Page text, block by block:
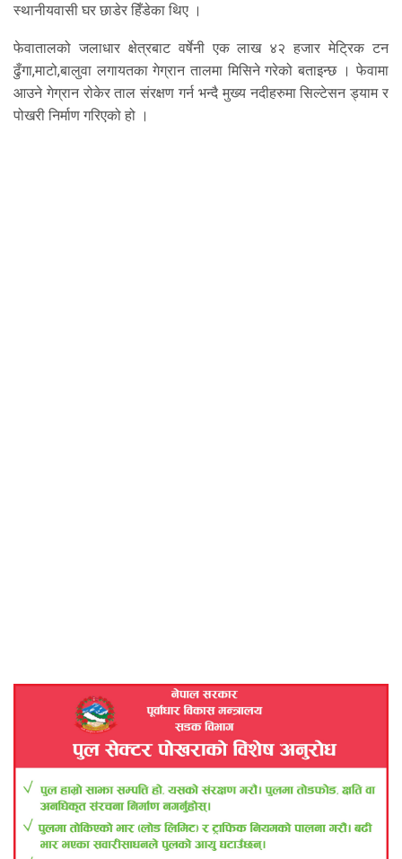
स्थानीयवासी घर छाडेर हिँडेका थिए ।
फेवातालको जलाधार क्षेत्रबाट वर्षेनी एक लाख ४२ हजार मेट्रिक टन
ढुँगा,माटो,बालुवा लगायतका गेग्रान तालमा मिसिने गरेको बताइन्छ । फेवामा
आउने गेग्रान रोकेर ताल संरक्षण गर्न भन्दै मुख्य नदीहरुमा सिल्टेसन ड्याम र
पोखरी निर्माण गरिएको हो ।